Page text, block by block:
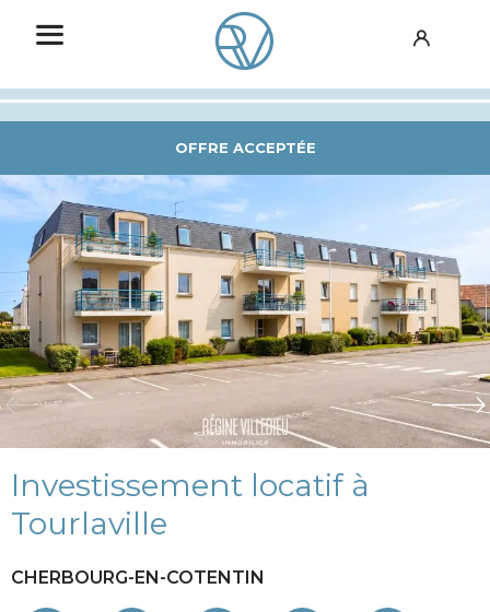
OFFRE ACCEPTÉE
Investissement locatif à
Tourlaville
CHERBOURG-EN-COTENTIN